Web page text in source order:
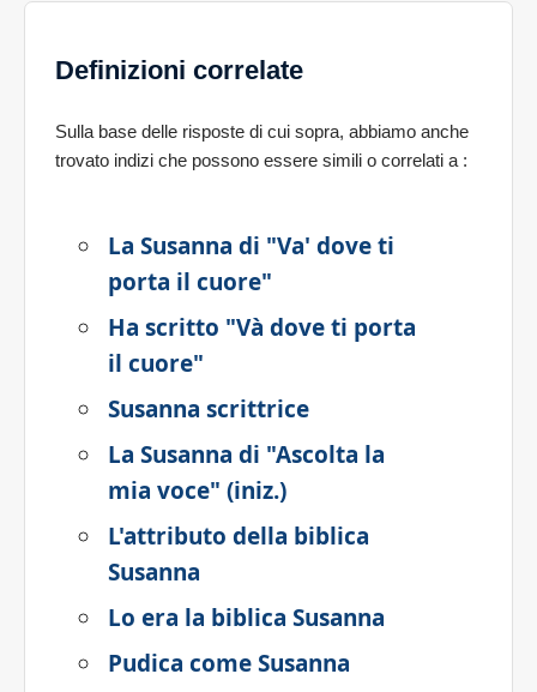
Definizioni correlate
Sulla base delle risposte di cui sopra, abbiamo anche
trovato indizi che possono essere simili o correlati a :
La Susanna di "Va' dove ti
porta il cuore"
Ha scritto "Và dove ti porta
il cuore"
Susanna scrittrice
La Susanna di "Ascolta la
mia voce" (iniz.)
L'attributo della biblica
Susanna
Lo era la biblica Susanna
Pudica come Susanna